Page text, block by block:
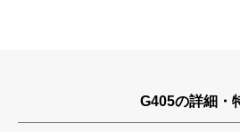
G405の詳細・